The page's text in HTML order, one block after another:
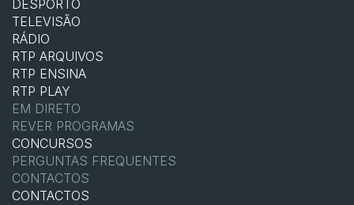
DESPORTO
TELEVISÃO
RÁDIO
RTP ARQUIVOS
RTP ENSINA
RTP PLAY
EM DIRETO
REVER PROGRAMAS
CONCURSOS
PERGUNTAS FREQUENTES
CONTACTOS
CONTACTOS